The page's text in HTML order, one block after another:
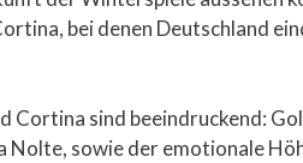
bei denen Deutschland
sind beeindruckend:
Nolte, sowie der emotionale